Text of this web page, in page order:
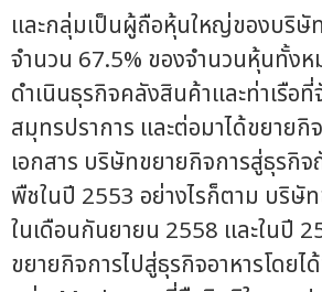
และกลุ่มเป็นผู้ถือหุ้นใหญ่ของบริษั
จำนวน 67.5% ของจำนวนหุ้นทั้ง
ดำเนินธุรกิจคลังสินค้าและท่าเรือที่
สมุทรปราการ และต่อมาได้ขยาย
เอกสาร บริษัทขยายกิจการสู่ธุรกิจ
พืชในปี 2553 อย่างไรก็ตาม บริษั
ในเดือนกันยายน 2558 และในปี
ขยายกิจการไปสู่ธุรกิจอาหารโดยไ